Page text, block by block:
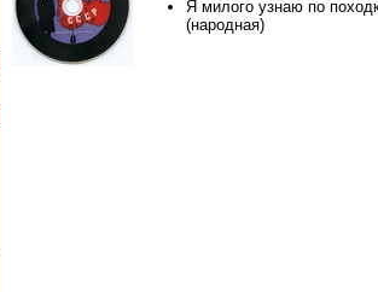
Я милого узнаю по
(народная)